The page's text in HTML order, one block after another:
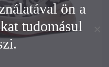
ön a
tudomásul